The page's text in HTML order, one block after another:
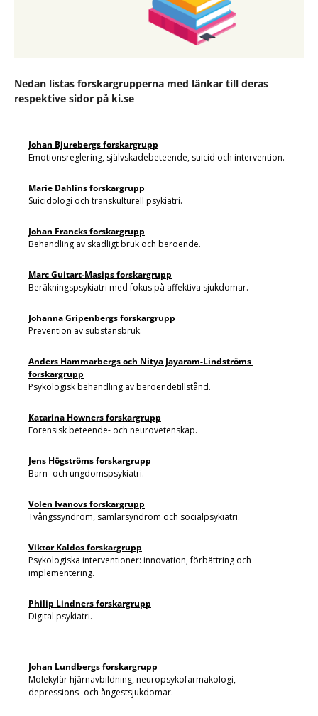
Nedan listas forskargrupperna med länkar till deras
respektive sidor på ki.se
Johan Bjurebergs forskargrupp
Emotionsreglering, självskadebeteende, suicid och intervention.
Marie Dahlins forskargrupp
Suicidologi och transkulturell psykiatri.
Johan Francks forskargrupp
Behandling av skadligt bruk och beroende.
Marc Guitart-Masips forskargrupp
Beräkningspsykiatri med fokus på affektiva sjukdomar.
Johanna Gripenbergs forskargrupp
Prevention av substansbruk.
Anders Hammarbergs och Nitya Jayaram-Lindströms
forskargrupp
Psykologisk behandling av beroendetillstånd.
Katarina Howners forskargrupp
Forensisk beteende- och neurovetenskap.
Jens Högströms forskargrupp
Barn- och ungdomspsykiatri.
Volen Ivanovs forskargrupp
Tvångssyndrom, samlarsyndrom och socialpsykiatri.
Viktor Kaldos forskargrupp
Psykologiska interventioner: innovation, förbättring och
implementering.
Philip Lindners forskargrupp
Digital psykiatri.
Johan Lundbergs forskargrupp
Molekylär hjärnavbildning, neuropsykofarmakologi,
depressions- och ångestsjukdomar.